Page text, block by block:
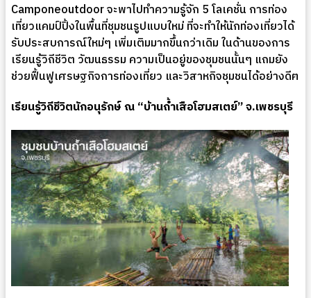
Camponeoutdoor จะพาไปทำความรู้จัก 5 โลเคชั่น การท่อง
เที่ยวแคมป์ปิ้งในพื้นที่ชุมชนรูปแบบใหม่ ที่จะทำให้นักท่องเที่ยวได้
รับประสบการณ์ใหม่ๆ เพิ่มเติมมากขึ้นกว่าเดิม ในด้านของการ
เรียนรู้วิถีชีวิต วัฒนธรรม ความเป็นอยู่ของชุมชนนั้นๆ แถมยัง
ช่วยฟื้นฟูเศรษฐกิจการท่องเที่ยว และวิสาหกิจชุมชนได้อย่างดีฅ
เรียนรู้วิถีชีวิตนักอนุรักษ์ ณ “บ้านถ้ำเสือโฮมสเตย์” จ.เพชรบุรี